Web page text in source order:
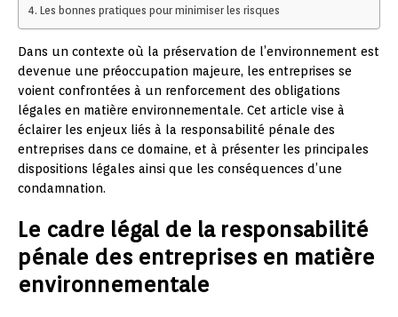
Les bonnes pratiques pour minimiser les risques
Dans un contexte où la préservation de l’environnement est
devenue une préoccupation majeure, les entreprises se
voient confrontées à un renforcement des obligations
légales en matière environnementale. Cet article vise à
éclairer les enjeux liés à la responsabilité pénale des
entreprises dans ce domaine, et à présenter les principales
dispositions légales ainsi que les conséquences d’une
condamnation.
Le cadre légal de la responsabilité
pénale des entreprises en matière
environnementale